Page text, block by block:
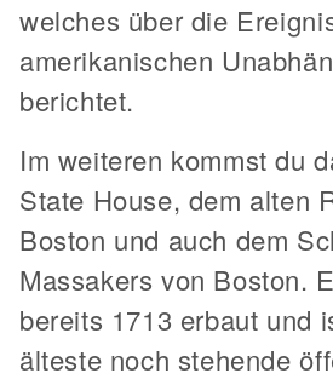
welches über die
amerikanischen
berichtet.
Im weiteren kommst du
State House, dem alten
Boston und auch dem
Massakers von Boston.
bereits 1713 erbaut und
älteste noch stehende